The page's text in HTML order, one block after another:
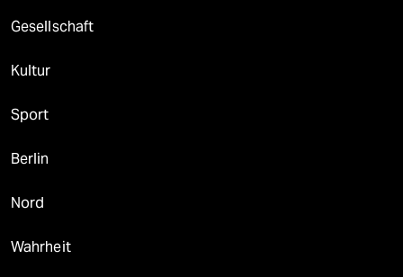
Gesellschaft
Kultur
Sport
Berlin
Nord
Wahrheit